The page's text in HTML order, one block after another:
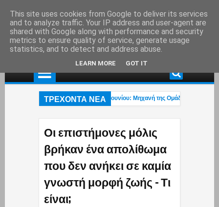
ΤΡΕΧΟΝΤΑ ΝΕΑ
ατύχημα στη λεωφ. Αθηνών – Σουνίου: Μηχανή της Ομάδας ΔΙΑΣ
Οι επιστήμονες μόλις
βρήκαν ένα απολίθωμα
που δεν ανήκει σε καμία
γνωστή μορφή ζωής - Τι
είναι;
This site uses cookies from Google to deliver its services
and to analyze traffic. Your IP address and user-agent are
shared with Google along with performance and security
metrics to ensure quality of service, generate usage
statistics, and to detect and address abuse.
LEARN MORE GOT IT